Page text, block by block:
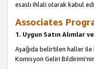
esaslı ihlali olarak kabul
Associates
1. Uygun Satın Alımlar
Aşağıda belirtilen haller ile
Komisyon Geliri